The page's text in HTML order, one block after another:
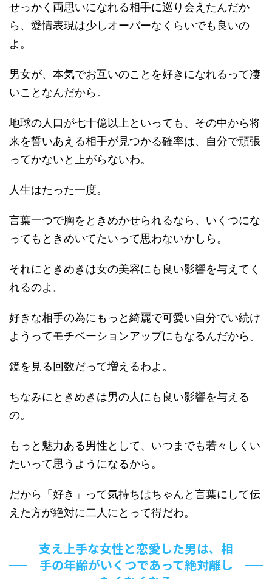
せっかく両思いになれる相手に巡り会えたんだか
ら、愛情表現は少しオーバーなくらいでも良いの
よ。
男女が、本気でお互いのことを好きになれるって凄
いことなんだから。
地球の人口が七十億以上といっても、その中から将
来を誓いあえる相手が見つかる確率は、自分で頑張
ってかないと上がらないわ。
人生はたった一度。
言葉一つで胸をときめかせられるなら、いくつにな
ってもときめいてたいって思わないかしら。
それにときめきは女の美容にも良い影響を与えてく
れるのよ。
好きな相手の為にもっと綺麗で可愛い自分でい続け
ようってモチベーションアップにもなるんだから。
鏡を見る回数だって増えるわよ。
ちなみにときめきは男の人にも良い影響を与える
の。
もっと魅力ある男性として、いつまでも若々しくい
たいって思うようになるから。
だから「好き」って気持ちはちゃんと言葉にして伝
えた方が絶対に二人にとって得だわ。
支え上手な女性と恋愛した男は、相
手の年齢がいくつであって絶対離し